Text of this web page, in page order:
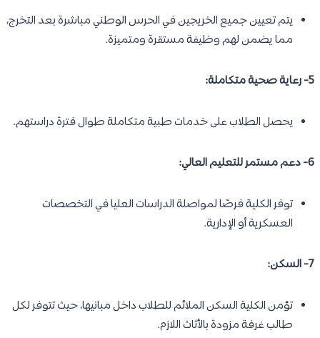
يتم تعيين جميع الخريجين في الحرس الوطني مباشرة بعد التخرج،
مما يضمن لهم وظيفة مستقرة ومتميزة.
5- رعاية صحية متكاملة:
يحصل الطلاب على خدمات طبية متكاملة طوال فترة دراستهم.
6- دعم مستمر للتعليم العالي:
توفر الكلية فرصًا لمواصلة الدراسات العليا في التخصصات
العسكرية أو الإدارية.
7- السكن:
تؤمن الكلية السكن الملائم للطلاب داخل مبانيها، حيث تتوفر لكل
طالب غرفة مزودة بالأثاث اللازم.